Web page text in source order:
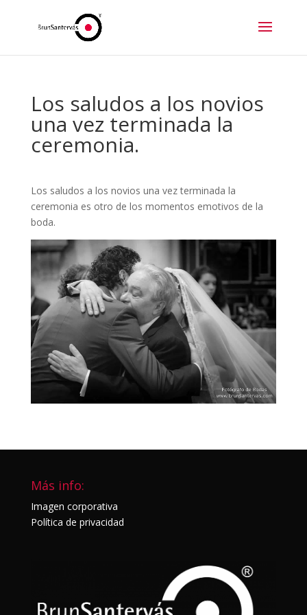
Los saludos a los novios
una vez terminada la
ceremonia.
Los saludos a los novios una vez terminada la
ceremonia es otro de los momentos emotivos de la
boda.
Más info:
Imagen corporativa
Política de privacidad